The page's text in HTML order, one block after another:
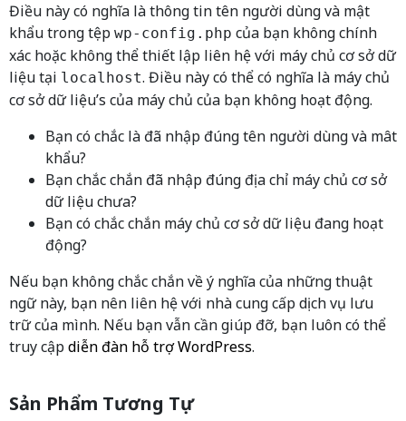
Điều này có nghĩa là thông tin tên người dùng và mật
khẩu trong tệp wp-config.php của bạn không chính
xác hoặc không thể thiết lập liên hệ với máy chủ cơ sở dữ
liệu tại localhost. Điều này có thể có nghĩa là máy chủ
cơ sở dữ liệu’s của máy chủ của bạn không hoạt động.
Bạn có chắc là đã nhập đúng tên người dùng và mât
khẩu?
Bạn chắc chắn đã nhập đúng địa chỉ máy chủ cơ sở
dữ liệu chưa?
Bạn có chắc chắn máy chủ cơ sở dữ liệu đang hoạt
động?
Nếu bạn không chắc chắn về ý nghĩa của những thuật
ngữ này, bạn nên liên hệ với nhà cung cấp dịch vụ lưu
trữ của mình. Nếu bạn vẫn cần giúp đỡ, bạn luôn có thể
truy cậpdiễn đàn hỗ trợ WordPress.
Sản Phẩm Tương Tự